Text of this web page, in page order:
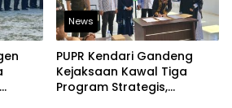
News
PUPR Kendari Gandeng
Kejaksaan Kawal Tiga
Program Strategis,